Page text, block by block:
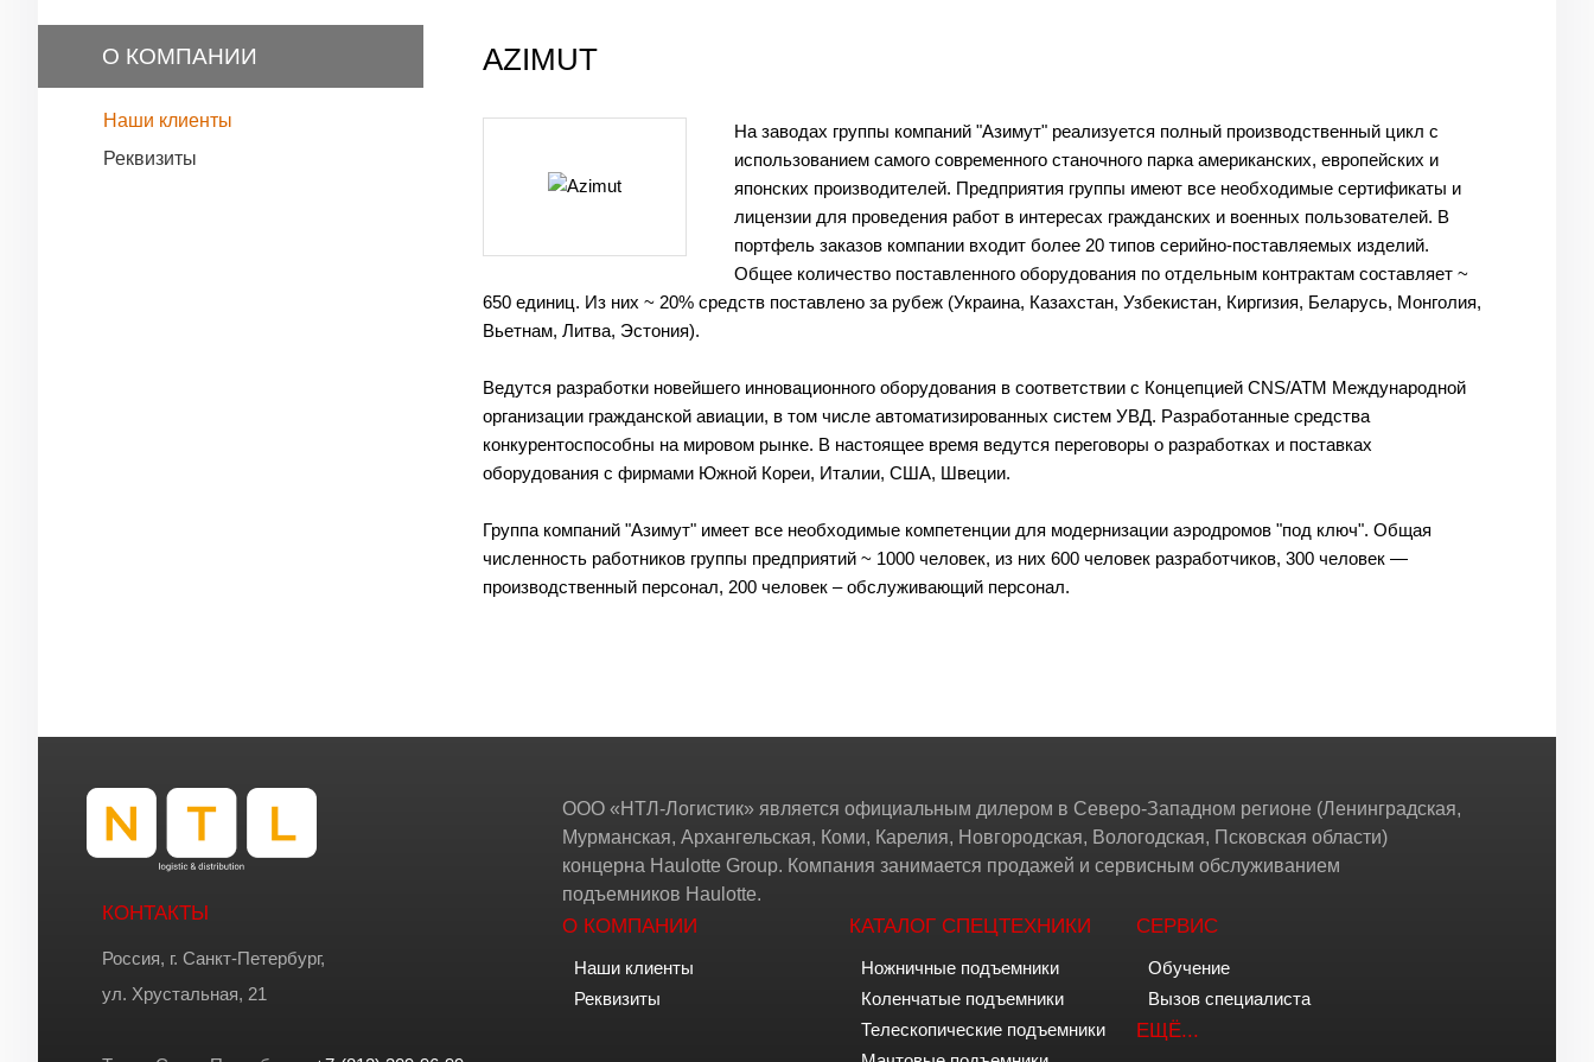
О КОМПАНИИ
Наши клиенты
Реквизиты
AZIMUT
На заводах группы компаний "Азимут" реализуется полный производственный цикл с
использованием самого современного станочного парка американских, европейских и
японских производителей. Предприятия группы имеют все необходимые сертификаты и
лицензии для проведения работ в интересах гражданских и военных пользователей. В
портфель заказов компании входит более 20 типов серийно-поставляемых изделий.
Общее количество поставленного оборудования по отдельным контрактам составляет ~
650 единиц. Из них ~ 20% средств поставлено за рубеж (Украина, Казахстан, Узбекистан, Киргизия, Беларусь, Монголия,
Вьетнам, Литва, Эстония).
Ведутся разработки новейшего инновационного оборудования в соответствии с Концепцией CNS/ATM Международной
организации гражданской авиации, в том числе автоматизированных систем УВД. Разработанные средства
конкурентоспособны на мировом рынке. В настоящее время ведутся переговоры о разработках и поставках
оборудования с фирмами Южной Кореи, Италии, США, Швеции.
Группа компаний "Азимут" имеет все необходимые компетенции для модернизации аэродромов "под ключ". Общая
численность работников группы предприятий ~ 1000 человек, из них 600 человек разработчиков, 300 человек —
производственный персонал, 200 человек – обслуживающий персонал.
КОНТАКТЫ
Россия, г. Санкт-Петербург,
ул. Хрустальная, 21
ООО «НТЛ-Логистик» является официальным дилером в Северо-Западном регионе (Ленинградская,
Мурманская, Архангельская, Коми, Карелия, Новгородская, Вологодская, Псковская области)
концерна Haulotte Group. Компания занимается продажей и сервисным обслуживанием
подъемников Haulotte.
О КОМПАНИИ
Наши клиенты
Реквизиты
КАТАЛОГ СПЕЦТЕХНИКИ
Ножничные подъемники
Коленчатые подъемники
Телескопические подъемники
СЕРВИС
Обучение
Вызов специалиста
ЕЩЁ...